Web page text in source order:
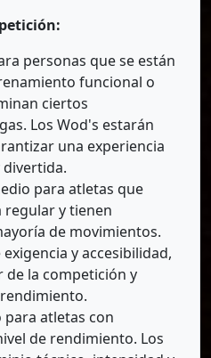
personas que se están
funcional o
ciertos
Los Wod's estarán
una experiencia
divertida.
para atletas que
y tienen
de movimientos.
y accesibilidad,
la competición y
para atletas con
de rendimiento. Los